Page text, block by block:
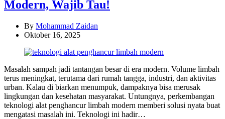
Modern, Wajib Tau!
By Mohammad Zaidan
Oktober 16, 2025
Masalah sampah jadi tantangan besar di era modern. Volume limbah
terus meningkat, terutama dari rumah tangga, industri, dan aktivitas
urban. Kalau di biarkan menumpuk, dampaknya bisa merusak
lingkungan dan kesehatan masyarakat. Untungnya, perkembangan
teknologi alat penghancur limbah modern memberi solusi nyata buat
mengatasi masalah ini. Teknologi ini hadir…